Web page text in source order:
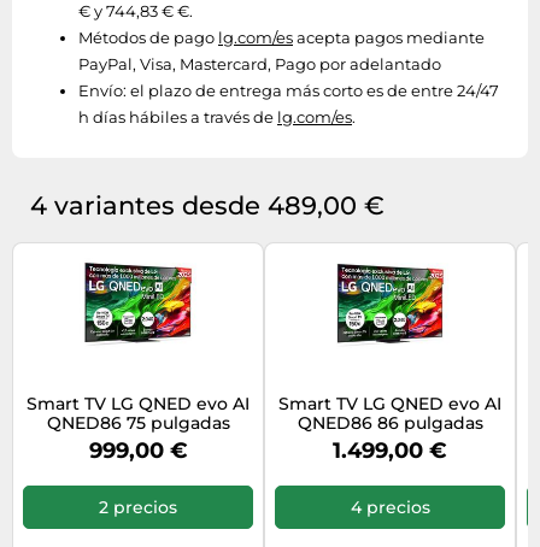
€ y 744,83 € €.
Métodos de pago lg.com/esacepta pagos mediante
PayPal, Visa, Mastercard, Pago por adelantado
Envío: el plazo de entrega más corto es de entre 24/47
h días hábiles a través de lg.com/es.
4 variantes desde 489,00 €
Smart TV LG QNED evo AI
QNED86 75 pulgadas
MiniLED 4K 2025 -
75QNED86A6A
999,00 €
2 precios
Smart TV LG QNED evo AI
QNED86 86 pulgadas
MiniLED 4K 2025 -
86QNED86A6A
1.499,00 €
4 precios